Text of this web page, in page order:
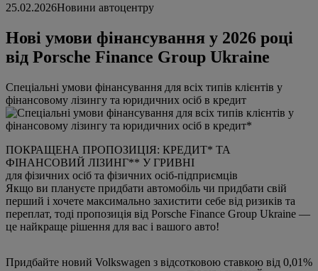
25.02.2026Новини автоцентру
Нові умови фінансування у 2026 році
від Porsche Finance Group Ukraine
Спеціальні умови фінансування для всіх типів клієнтів у
фінансовому лізингу та юридичних осіб в кредит
ПОКРАЩЕНА ПРОПОЗИЦІЯ: КРЕДИТ* ТА
ФІНАНСОВИЙ ЛІЗИНГ** У ГРИВНІ
для фізичних осіб та фізичних осіб-підприємців
Якщо ви плануєте придбати автомобіль чи придбати свій
перший і хочете максимально захистити себе від ризиків та
переплат, тоді пропозиція від Porsche Finance Group Ukraine —
це найкраще рішення для вас і вашого авто!
Придбайте новий Volkswagen з відсотковою ставкою від 0,01%